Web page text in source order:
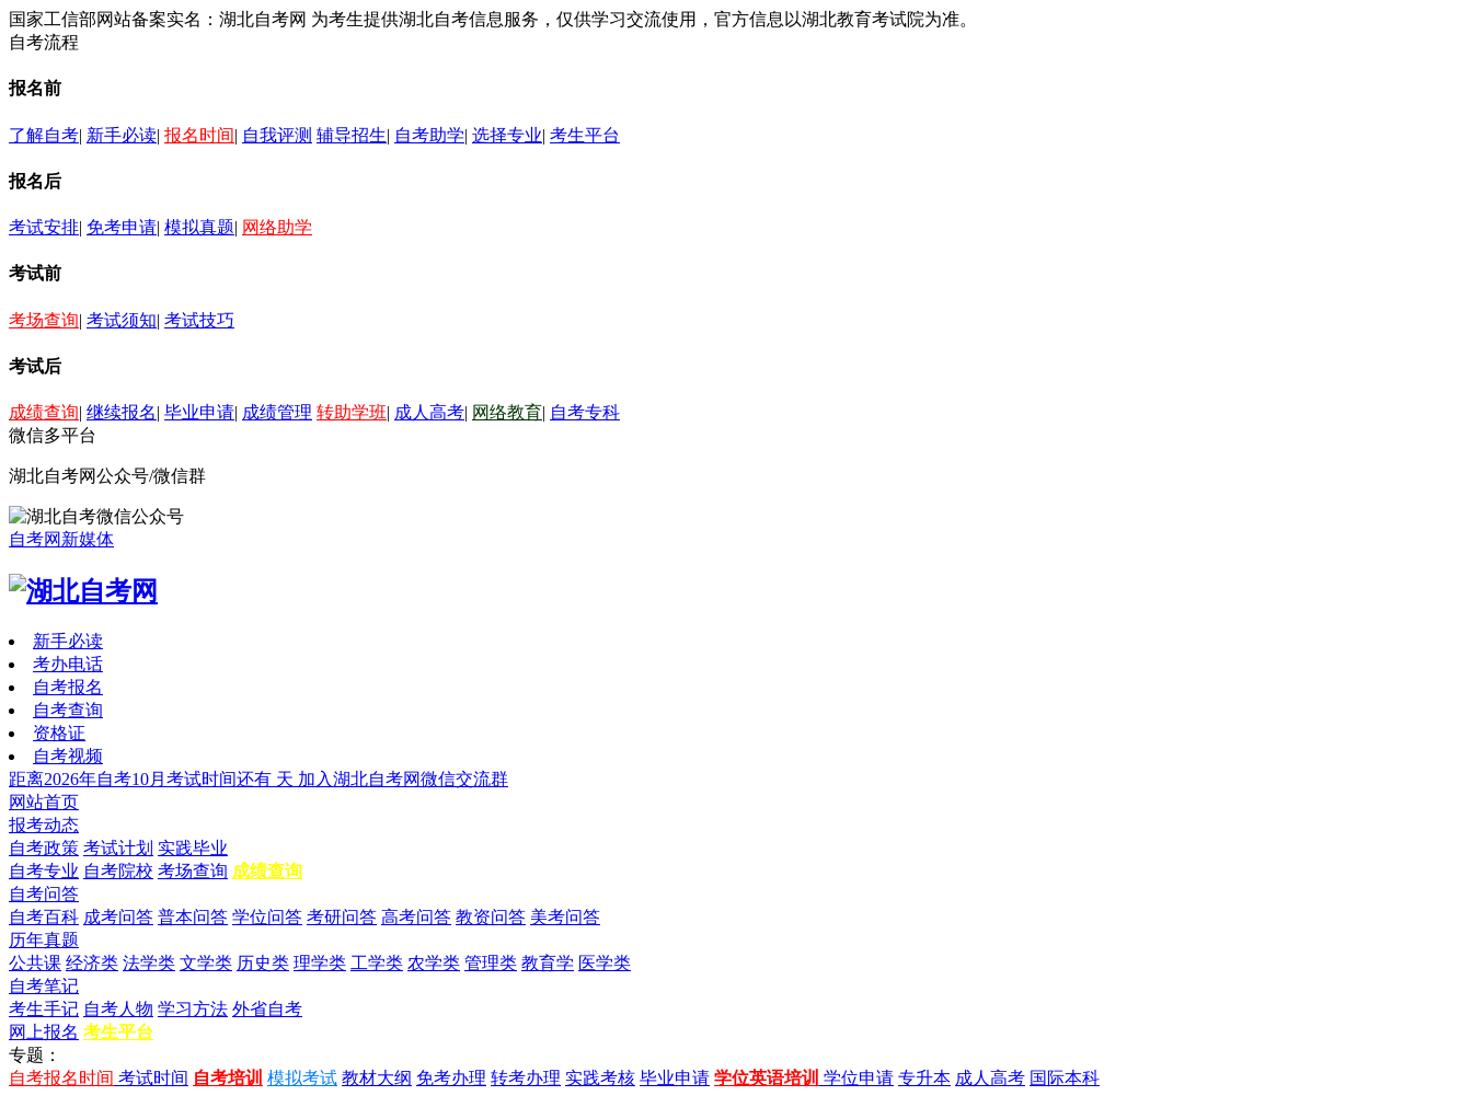
国家工信部网站备案实名：湖北自考网 为考生提供湖北自考信息服务，仅供学习交流使用，官方信息以湖北教育考试院为准。
自考流程
报名前
了解自考| 新手必读| 报名时间| 自我评测 辅导招生| 自考助学| 选择专业| 考生平台
报名后
考试安排| 免考申请| 模拟真题| 网络助学
考试前
考场查询| 考试须知| 考试技巧
考试后
成绩查询| 继续报名| 毕业申请| 成绩管理 转助学班| 成人高考| 网络教育| 自考专科
微信多平台
湖北自考网公众号/微信群
自考网新媒体
新手必读
考办电话
自考报名
自考查询
资格证
自考视频
距离2026年自考10月考试时间还有 天 加入湖北自考网微信交流群
网站首页
报考动态
自考政策 考试计划 实践毕业
自考专业 自考院校 考场查询 成绩查询
自考问答
自考百科 成考问答 普本问答 学位问答 考研问答 高考问答 教资问答 美考问答
历年真题
公共课 经济类 法学类 文学类 历史类 理学类 工学类 农学类 管理类 教育学 医学类
自考笔记
考生手记 自考人物 学习方法 外省自考
网上报名 考生平台
专题：
自考报名时间 考试时间 自考培训 模拟考试 教材大纲 免考办理 转考办理 实践考核 毕业申请 学位英语培训 学位申请 专升本 成人高考 国际本科